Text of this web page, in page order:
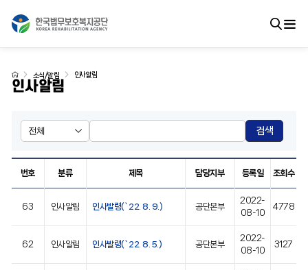
인사알림
소식/알림 인사알림
검색
번호 분류 제목 담당지부 등록일 조회수
63 인사알림 인사발령(`22. 8. 9.) 공단본부
2022-
08-10
4778
62 인사알림 인사발령(`22. 8. 5.) 공단본부
2022-
08-10
3127